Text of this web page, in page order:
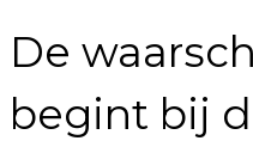
De
begint bij